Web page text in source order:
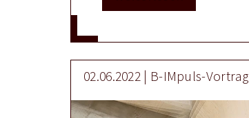
02.06.2022 | B-IMpuls-Vortrag